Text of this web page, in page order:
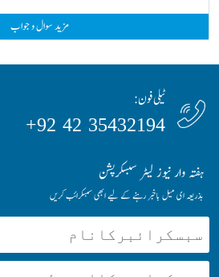
مزید سوال و جواب
ٹیلی فون:
35432194 42 92+
ہفتہ وار نیوز لیٹر سبسکرپشن
بذریعہ ای میل باخبر رہنے کے لیے ابھی سبسکرائب کریں